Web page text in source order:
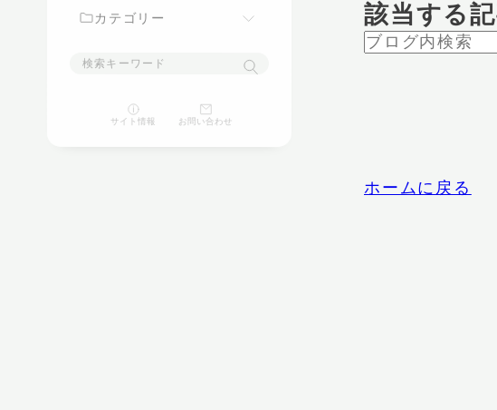
カテゴリー
ゲーム
サイト情報 お問い合わせ
該当する
ホームに戻る